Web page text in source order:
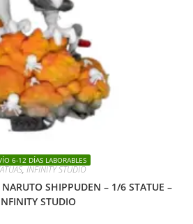
6-12 DÍAS LABORABLES
,INFINITY STUDIO
SHIPPUDEN – 1/6 STATUE –
STUDIO